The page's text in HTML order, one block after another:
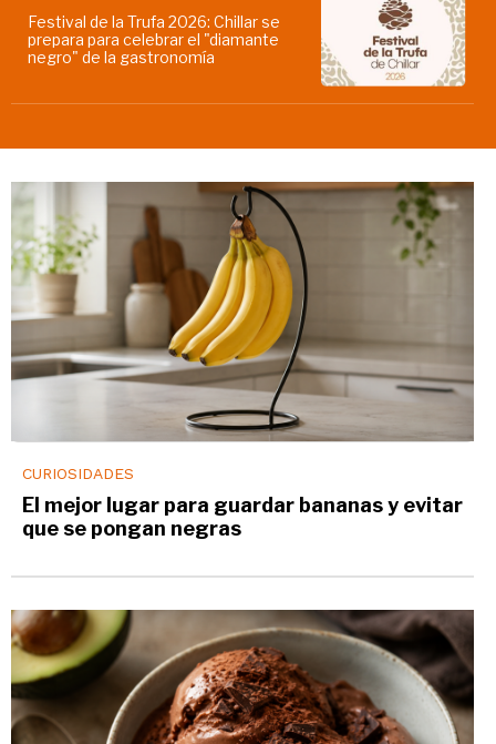
Festival de la Trufa 2026: Chillar se
prepara para celebrar el "diamante
negro" de la gastronomía
CURIOSIDADES
El mejor lugar para guardar bananas y evitar
que se pongan negras